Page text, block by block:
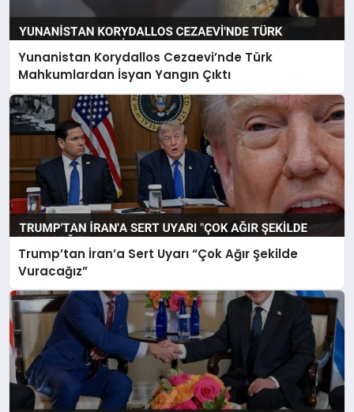
Yunanistan Korydallos Cezaevi’nde Türk
Mahkumlardan İsyan Yangın Çıktı
Trump’tan İran’a Sert Uyarı “Çok Ağır Şekilde
Vuracağız”